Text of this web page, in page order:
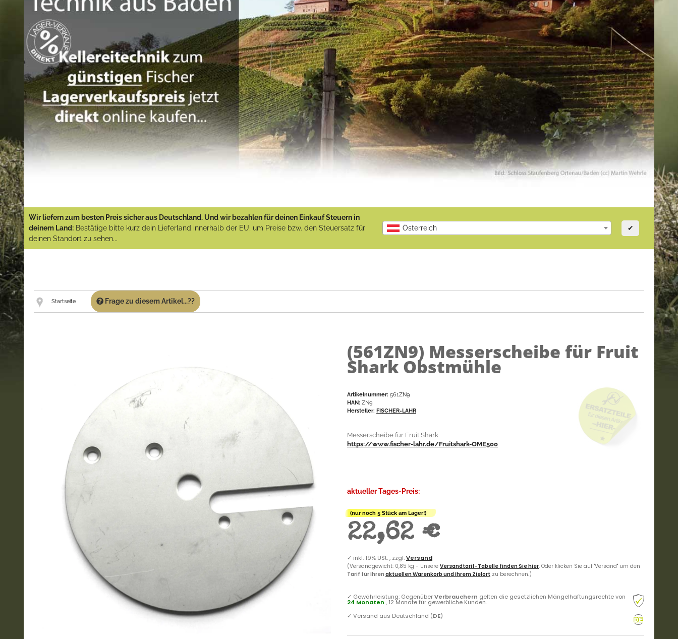
Wir liefern zum besten Preis sicher aus Deutschland. Und wir bezahlen für deinen Einkauf Steuern in
deinem Land: Bestätige bitte kurz dein Lieferland innerhalb der EU, um Preise bzw. den Steuersatz für
deinen Standort zu sehen...
Österreich ✔
Startseite Frage zu diesem Artikel...??
(561ZN9) Messerscheibe für Fruit
Shark Obstmühle
Artikelnummer: 561ZN9
HAN: ZN9
Hersteller: FISCHER-LAHR
Messerscheibe für Fruit Shark
https://www.fischer-lahr.de/Fruitshark-OME500
aktueller Tages-Preis:
(nur noch 5 Stück am Lager!)
22,62 €
✓ inkl. 19% USt. , zzgl.Versand
(Versandgewicht: 0,85 kg - Unsere Versandtarif-Tabelle finden Sie hier. Oder klicken Sie auf "Versand" um den
Tarif für Ihren aktuellen Warenkorb und Ihrem Zielort zu berechnen.)
✓ Gewährleistung: GegenüberVerbrauchern gelten die gesetzlichen Mängelhaftungsrechte von
24 Monaten , 12 Monate für gewerbliche Kunden.
✓ Versand aus Deutschland (DE)